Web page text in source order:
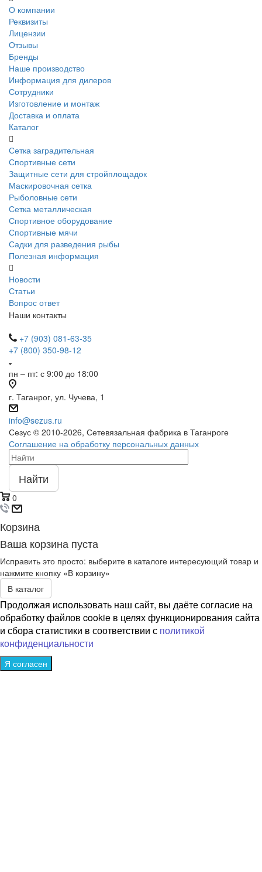
О компании
Реквизиты
Лицензии
Отзывы
Бренды
Наше производство
Информация для дилеров
Сотрудники
Изготовление и монтаж
Доставка и оплата
Каталог
Сетка заградительная
Спортивные сети
Защитные сети для стройплощадок
Маскировочная сетка
Рыболовные сети
Сетка металлическая
Спортивное оборудование
Спортивные мячи
Садки для разведения рыбы
Полезная информация
Новости
Статьи
Вопрос ответ
Наши контакты
+7 (903) 081-63-35
+7 (800) 350-98-12
пн – пт: с 9:00 до 18:00
г. Таганрог, ул. Чучева, 1
info@sezus.ru
Сезус © 2010-2026, Сетевязальная фабрика в Таганроге
Соглашение на обработку персональных данных
Найти
0
Корзина
Ваша корзина пуста
Исправить это просто: выберите в каталоге интересующий товар и
нажмите кнопку «В корзину»
В каталог
Продолжая использовать наш сайт, вы даёте согласие на
обработку файлов cookie в целях функционирования сайта
и сбора статистики в соответствии с политикой
конфиденциальности
Я согласен